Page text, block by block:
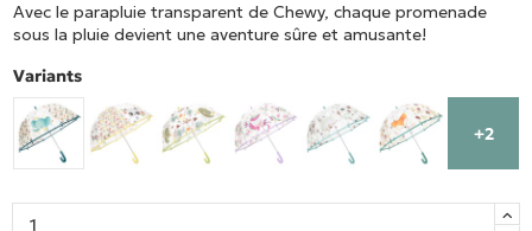
Avec le parapluie transparent de Chewy, chaque promenade
sous la pluie devient une aventure sûre et amusante!
Variants
+2